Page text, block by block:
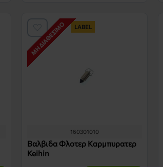
LABEL
ΜΗ ΔΙΑΘΈΣΙΜΟ
160301010
Βαλβιδα Φλοτερ Καρμπυρατερ
Keihin